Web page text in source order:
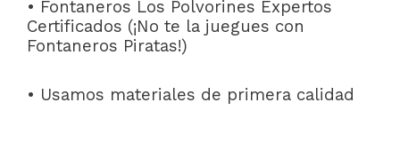
• Fontaneros Los Polvorines Expertos
Certificados (¡No te la juegues con
Fontaneros Piratas!)
• Usamos materiales de primera calidad